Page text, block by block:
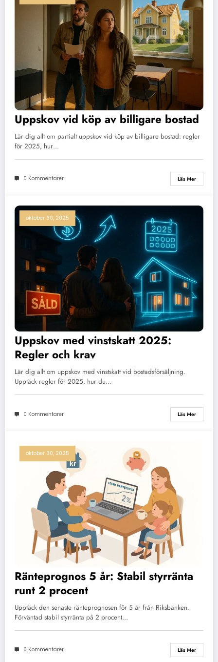
Uppskov vid köp av billigare bostad
Lär dig allt om partialt uppskov vid köp av billigare bostad: regler
för 2025, hur…
0 Kommentarer Läs Mer
oktober 30, 2025
Uppskov med vinstskatt 2025:
Regler och krav
Lär dig allt om uppskov med vinstskatt vid bostadsförsäljning.
Upptäck regler för 2025, hur du…
0 Kommentarer Läs Mer
oktober 30, 2025
Ränteprognos 5 år: Stabil styrränta
runt 2 procent
Upptäck den senaste ränteprognosen för 5 år från Riksbanken.
Förväntad stabil styrränta på 2 procent…
0 Kommentarer Läs Mer